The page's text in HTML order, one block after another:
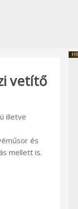
vetítő
illetve
és
mellett is.